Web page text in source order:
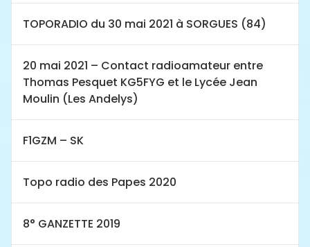
TOPORADIO du 30 mai 2021 à SORGUES (84)
20 mai 2021 – Contact radioamateur entre
Thomas Pesquet KG5FYG et le Lycée Jean
Moulin (Les Andelys)
F1GZM – SK
Topo radio des Papes 2020
8° GANZETTE 2019